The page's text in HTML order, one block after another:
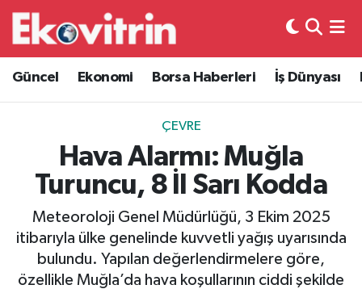
Güncel Ekonomi Borsa Haberleri İş Dünyası
ÇEVRE
Hava Alarmı: Muğla
Turuncu, 8 İl Sarı Kodda
Meteoroloji Genel Müdürlüğü, 3 Ekim 2025
itibarıyla ülke genelinde kuvvetli yağış uyarısında
bulundu. Yapılan değerlendirmelere göre,
özellikle Muğla’da hava koşullarının ciddi şekilde
Güncel
Ekonomi
Borsa Haberleri
İş Dünyası
Lojistik
Otovitrin
Hava Durumu
Trafik Durumu
Süper Lig Puan Durumu ve Fikstür
Tüm Manşetler
Son Dakika Haberleri
Haber Arşivi